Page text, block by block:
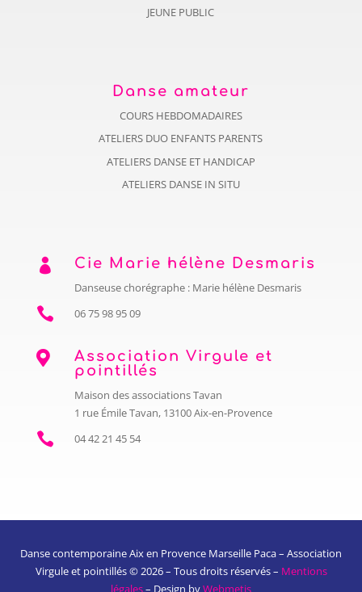
JEUNE PUBLIC
Danse amateur
COURS HEBDOMADAIRES
ATELIERS DUO ENFANTS PARENTS
ATELIERS DANSE ET HANDICAP
ATELIERS DANSE IN SITU
 Cie Marie hélène Desmaris
Danseuse chorégraphe : Marie hélène Desmaris
 06 75 98 95 09

Association Virgule et
pointillés
Maison des associations Tavan
1 rue Émile Tavan, 13100 Aix-en-Provence
 04 42 21 45 54
Danse contemporaine Aix en Provence Marseille Paca – Association
Virgule et pointillés © 2026 – Tous droits réservés – Mentions
légales– Design byWebmetis